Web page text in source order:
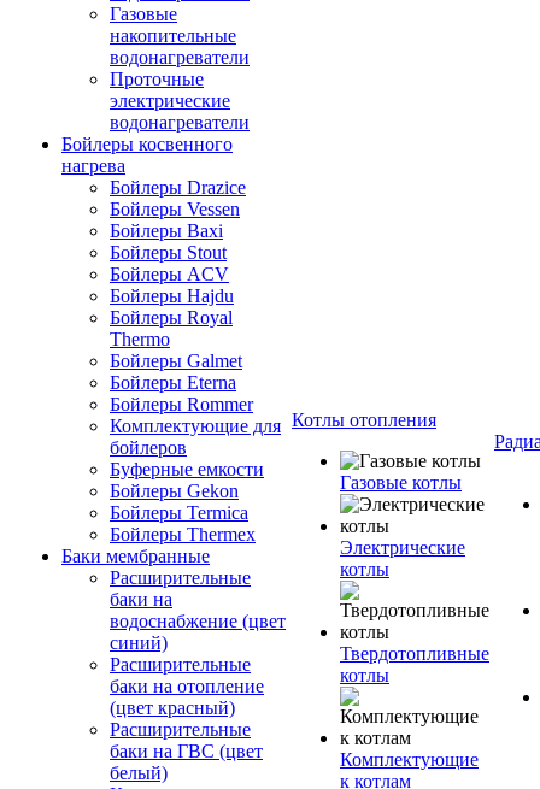
Газовые
накопительные
водонагреватели
Проточные
электрические
водонагреватели
Бойлеры косвенного
нагрева
Бойлеры Drazice
Бойлеры Vessen
Бойлеры Baxi
Бойлеры Stout
Бойлеры ACV
Бойлеры Hajdu
Бойлеры Royal
Thermo
Бойлеры Galmet
Бойлеры Eterna
Бойлеры Rommer
Комплектующие для
бойлеров
Буферные емкости
Бойлеры Gekon
Бойлеры Termica
Бойлеры Thermex
Баки мембранные
Расширительные
баки на
водоснабжение (цвет
синий)
Расширительные
баки на отопление
(цвет красный)
Расширительные
баки на ГВС (цвет
белый)
Котлы отопления
Газовые котлы
Электрические
котлы
Твердотопливные
котлы
Комплектующие
к котлам